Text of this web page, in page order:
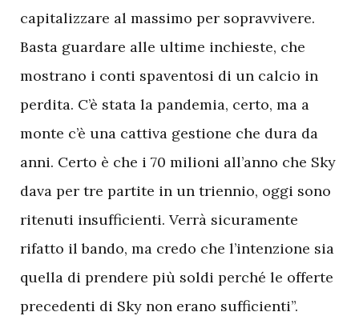
capitalizzare al massimo per sopravvivere.
Basta guardare alle ultime inchieste, che
mostrano i conti spaventosi di un calcio in
perdita. C’è stata la pandemia, certo, ma a
monte c’è una cattiva gestione che dura da
anni. Certo è che i 70 milioni all’anno che Sky
dava per tre partite in un triennio, oggi sono
ritenuti insufficienti. Verrà sicuramente
rifatto il bando, ma credo che l’intenzione sia
quella di prendere più soldi perché le offerte
precedenti di Sky non erano sufficienti”.